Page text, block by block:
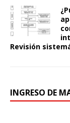
Revisión
INGRESO DE